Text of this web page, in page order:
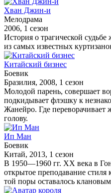
Хван Джин-и
Мелодрама
2006, 1 сезон
История о трагической
из самых известных
Китайский бизнес
Боевик
Бразилия, 2008, 1 сезон
Молодой парень, совершает
подкидывает флэшку к
Жанейро. Где переворачивает
голову.
Ип Ман
Боевик
Китай, 2013, 1 сезон
В 1950—1960 гг. XX века в
открытое преподавание
той поры оставалось